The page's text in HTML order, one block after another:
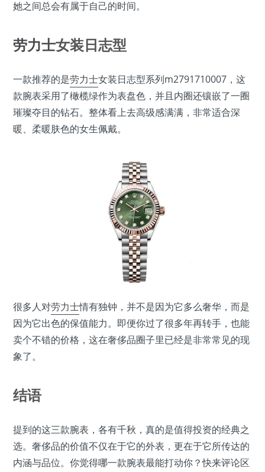
她之间总会有属于自己的时间。
劳力士女装日志型
一款推荐的是劳力士女装日志型系列m2791710007，这
款腕表采用了橄榄绿作为表盘色，并且内圈还镶嵌了一圈
璀璨夺目的钻石。整体看上去高级感满满，非常适合深
暖、柔暖肤色的女生佩戴。
很多人对劳力士情有独钟，并不是因为它多么奢华，而是
因为它出色的保值能力。即便你过了很多年再转手，也能
卖个不错的价格，这在奢侈品圈子里已经是非常常见的现
象了。
结语
提到的这三款腕表，各有千秋，真的是值得投资的经典之
选。奢侈品的价值不仅在于它的外表，更在于它所传达的
内涵与品位。你觉得哪一款腕表最能打动你？快来评论区